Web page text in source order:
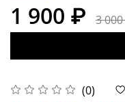
(0)
1 900 ₽
3